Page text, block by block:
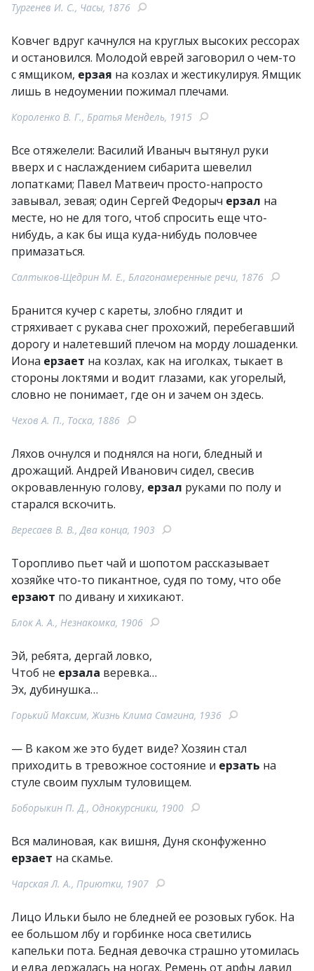
Тургенев И. С., Часы, 1876
Ковчег вдруг качнулся на круглых высоких рессорах
и остановился. Молодой еврей заговорил о чем-то
с ямщиком, ерзая на козлах и жестикулируя. Ямщик
лишь в недоумении пожимал плечами.
Короленко В. Г., Братья Мендель, 1915
Все отяжелели: Василий Иваныч вытянул руки
вверх и с наслаждением сибарита шевелил
лопатками; Павел Матвеич просто-напросто
завывал, зевая; один Сергей Федорыч ерзал на
месте, но не для того, чтоб спросить еще что-
нибудь, а как бы ища куда-нибудь половчее
примазаться.
Салтыков-Щедрин М. Е., Благонамеренные речи, 1876
Бранится кучер с кареты, злобно глядит и
стряхивает с рукава снег прохожий, перебегавший
дорогу и налетевший плечом на морду лошаденки.
Иона ерзает на козлах, как на иголках, тыкает в
стороны локтями и водит глазами, как угорелый,
словно не понимает, где он и зачем он здесь.
Чехов А. П., Тоска, 1886
Ляхов очнулся и поднялся на ноги, бледный и
дрожащий. Андрей Иванович сидел, свесив
окровавленную голову, ерзал руками по полу и
старался вскочить.
Вересаев В. В., Два конца, 1903
Торопливо пьет чай и шопотом рассказывает
хозяйке что-то пикантное, судя по тому, что обе
ерзают по дивану и хихикают.
Блок А. А., Незнакомка, 1906
Эй, ребята, дергай ловко,
Чтоб не ерзала веревка…
Эх, дубинушка…
Горький Максим, Жизнь Клима Самгина, 1936
— В каком же это будет виде? Хозяин стал
приходить в тревожное состояние и ерзать на
стуле своим пухлым туловищем.
Боборыкин П. Д., Однокурсники, 1900
Вся малиновая, как вишня, Дуня сконфуженно
ерзает на скамье.
Чарская Л. А., Приютки, 1907
Лицо Ильки было не бледней ее розовых губок. На
ее большом лбу и горбинке носа светились
капельки пота. Бедная девочка страшно утомилась
и едва держалась на ногах. Ремень от арфы давил